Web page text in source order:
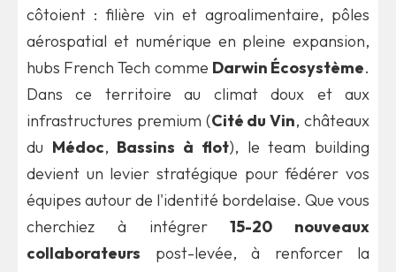
côtoient : filière vin et agroalimentaire, pôles
aérospatial et numérique en pleine expansion,
hubs French Tech comme Darwin Écosystème.
Dans ce territoire au climat doux et aux
infrastructures premium (Cité du Vin, châteaux
du Médoc, Bassins à flot), le team building
devient un levier stratégique pour fédérer vos
équipes autour de l'identité bordelaise. Que vous
cherchiez à intégrer15-20 nouveaux
collaborateurs post-levée, à renforcer la